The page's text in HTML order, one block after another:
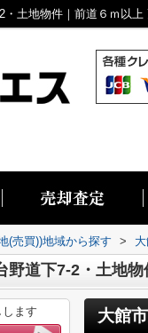
(売買))地域から探す >
野道下7-2・土地物
大館
ます